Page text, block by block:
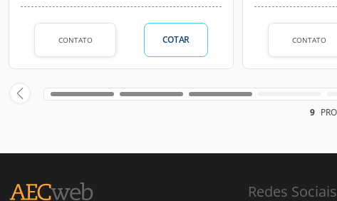
CONTATO COTAR CONTATO
9
Redes Sociais